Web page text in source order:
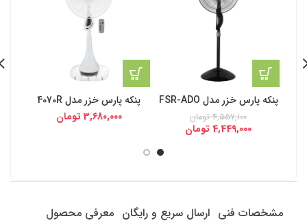
پنکه پارس خزر مدل FSR-ADO
4,557,100 تومان
4,449,000 تومان
پنکه پارس خزر مدل 4070R
3,680,000 تومان
مشخصات فنی ارسال سریع و رایگان معرفی محصول